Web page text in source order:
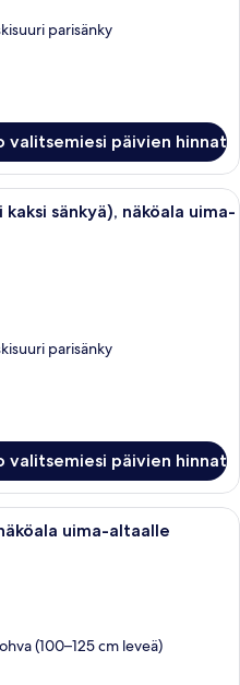
parisänky
valitsemiesi päivien hinnat
Hotellihuone, jossa on suuri sänky,
sänkyä), näköala uima-
parisänky
valitsemiesi päivien hinnat
Parveke, jossa on
uima-altaalle
(100–125 cm leveä)